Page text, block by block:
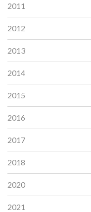
2011
2012
2013
2014
2015
2016
2017
2018
2020
2021